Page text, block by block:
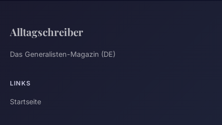
Alltagschreiber
Das Generalisten-Magazin (DE)
LINKS
Startseite